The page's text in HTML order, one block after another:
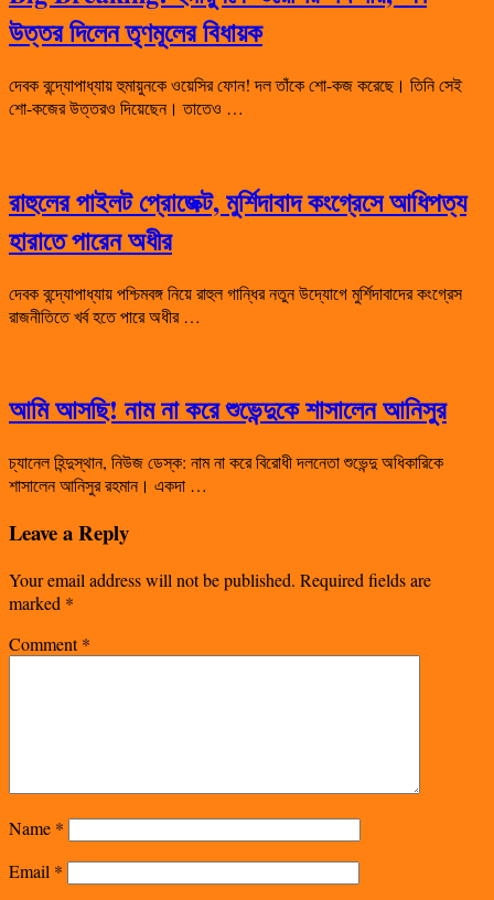
উত্তর দিলেন তৃণমূলের বিধায়ক
দেবক বন্দ্যোপাধ্যায় হুমায়ুনকে ওয়েসির ফোন! দল তাঁকে শো-কজ করেছে। তিনি সেই
শো-কজের উত্তরও দিয়েছেন। তাতেও …
রাহুলের পাইলট প্রোজেক্ট, মুর্শিদাবাদ কংগ্রেসে আধিপত্য
হারাতে পারেন অধীর
দেবক বন্দ্যোপাধ্যায় পশ্চিমবঙ্গ নিয়ে রাহুল গান্ধির নতুন উদ্যোগে মুর্শিদাবাদের কংগ্রেস
রাজনীতিতে খর্ব হতে পারে অধীর …
আমি আসছি! নাম না করে শুভেন্দুকে শাসালেন আনিসুর
চ্যানেল হিন্দুস্থান, নিউজ ডেস্ক: নাম না করে বিরোধী দলনেতা শুভেন্দু অধিকারিকে
শাসালেন আনিসুর রহমান। একদা …
Leave a Reply
Your email address will not be published. Required fields are
marked *
Comment*
Name *
Email *